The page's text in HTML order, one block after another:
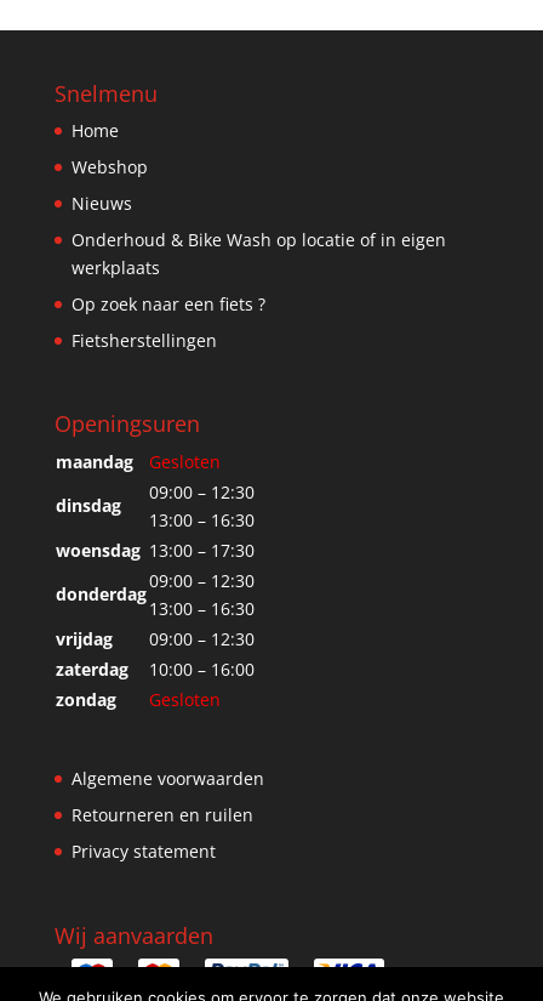
Snelmenu
Home
Webshop
Nieuws
Onderhoud & Bike Wash op locatie of in eigen
werkplaats
Op zoek naar een fiets ?
Fietsherstellingen
Openingsuren
maandag
Gesloten
dinsdag
09:00 – 12:30
13:00 – 16:30
woensdag 13:00 – 17:30
donderdag
09:00 – 12:30
13:00 – 16:30
vrijdag
09:00 – 12:30
zaterdag
10:00 – 16:00
zondag
Gesloten
Algemene voorwaarden
Retourneren en ruilen
Privacy statement
Wij aanvaarden